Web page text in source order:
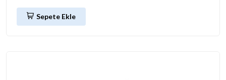
Sepete Ekle